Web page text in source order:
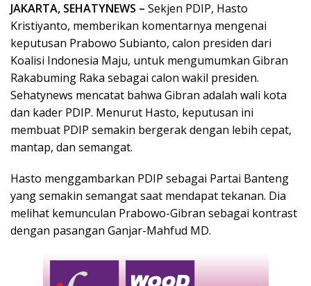
JAKARTA, SEHATYNEWS – Sekjen PDIP, Hasto
Kristiyanto, memberikan komentarnya mengenai
keputusan Prabowo Subianto, calon presiden dari
Koalisi Indonesia Maju, untuk mengumumkan Gibran
Rakabuming Raka sebagai calon wakil presiden.
Sehatynews mencatat bahwa Gibran adalah wali kota
dan kader PDIP. Menurut Hasto, keputusan ini
membuat PDIP semakin bergerak dengan lebih cepat,
mantap, dan semangat.
Hasto menggambarkan PDIP sebagai Partai Banteng
yang semakin semangat saat mendapat tekanan. Dia
melihat kemunculan Prabowo-Gibran sebagai kontrast
dengan pasangan Ganjar-Mahfud MD.